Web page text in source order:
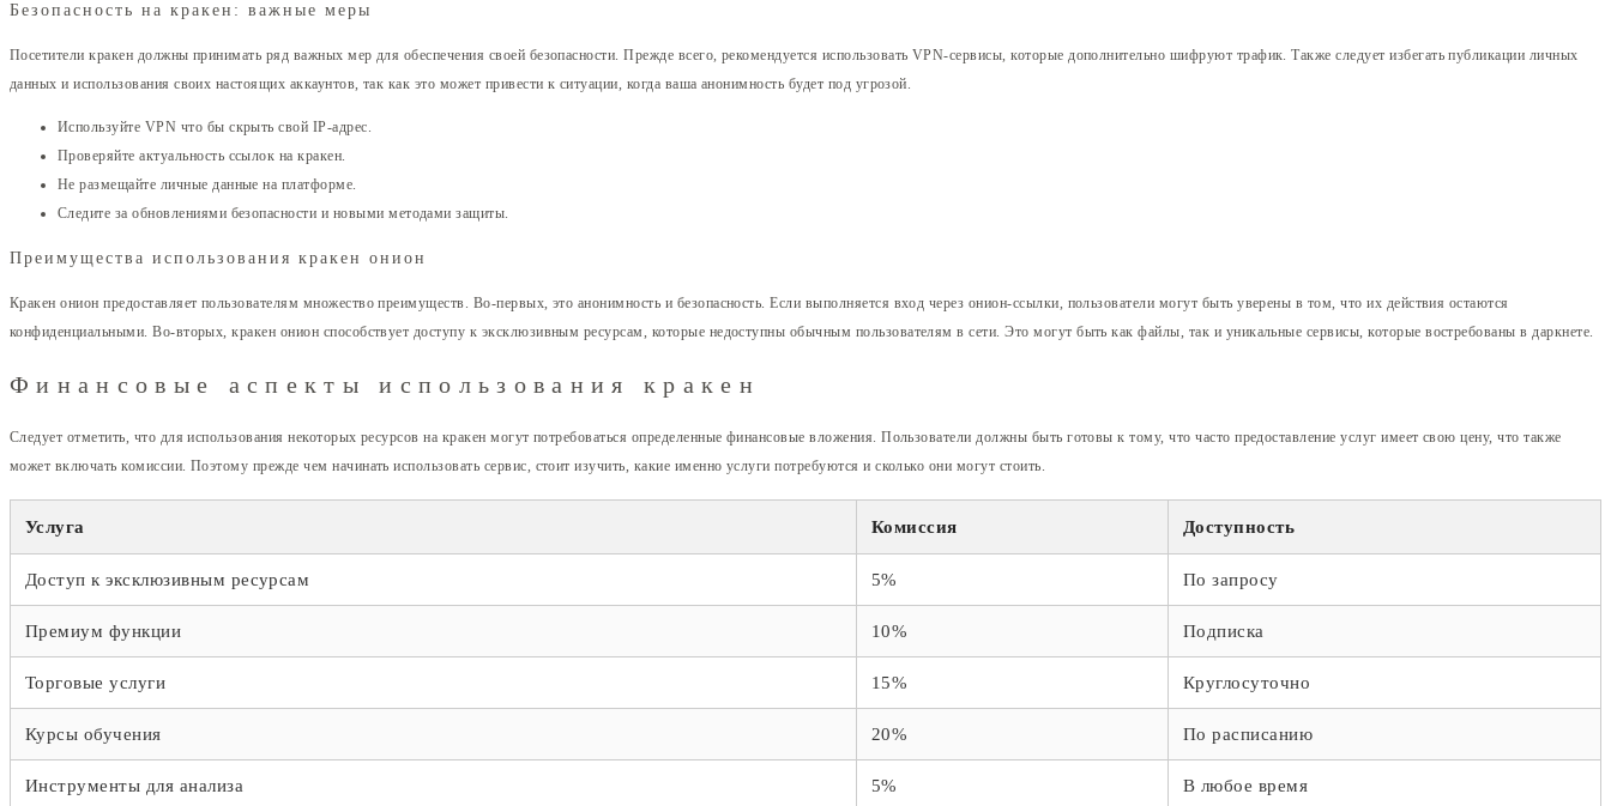
Безопасность на кракен: важные меры
Посетители кракен должны принимать ряд важных мер для обеспечения своей безопасности. Прежде всего, рекомендуется использовать VPN-сервисы, которые дополнительно шифруют трафик. Также следует избегать публикации личных
данных и использования своих настоящих аккаунтов, так как это может привести к ситуации, когда ваша анонимность будет под угрозой.
Используйте VPN что бы скрыть свой IP-адрес.
Проверяйте актуальность ссылок на кракен.
Не размещайте личные данные на платформе.
Следите за обновлениями безопасности и новыми методами защиты.
Преимущества использования кракен онион
Кракен онион предоставляет пользователям множество преимуществ. Во-первых, это анонимность и безопасность. Если выполняется вход через онион-ссылки, пользователи могут быть уверены в том, что их действия остаются
конфиденциальными. Во-вторых, кракен онион способствует доступу к эксклюзивным ресурсам, которые недоступны обычным пользователям в сети. Это могут быть как файлы, так и уникальные сервисы, которые востребованы в даркнете.
Финансовые аспекты использования кракен
Следует отметить, что для использования некоторых ресурсов на кракен могут потребоваться определенные финансовые вложения. Пользователи должны быть готовы к тому, что часто предоставление услуг имеет свою цену, что также
может включать комиссии. Поэтому прежде чем начинать использовать сервис, стоит изучить, какие именно услуги потребуются и сколько они могут стоить.
Услуга Комиссия Доступность
Доступ к эксклюзивным ресурсам 5% По запросу
Премиум функции 10% Подписка
Торговые услуги 15% Круглосуточно
Курсы обучения 20% По расписанию
Инструменты для анализа 5% В любое время